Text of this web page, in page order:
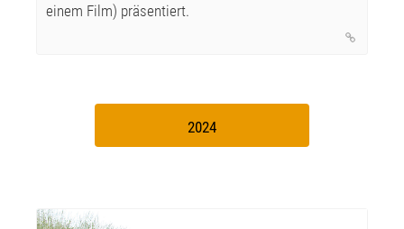
einem Film) präsentiert.
2024